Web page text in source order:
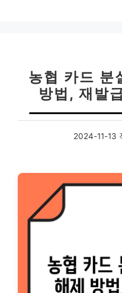
농협 카드 분
방법, 재발
2024-11-13